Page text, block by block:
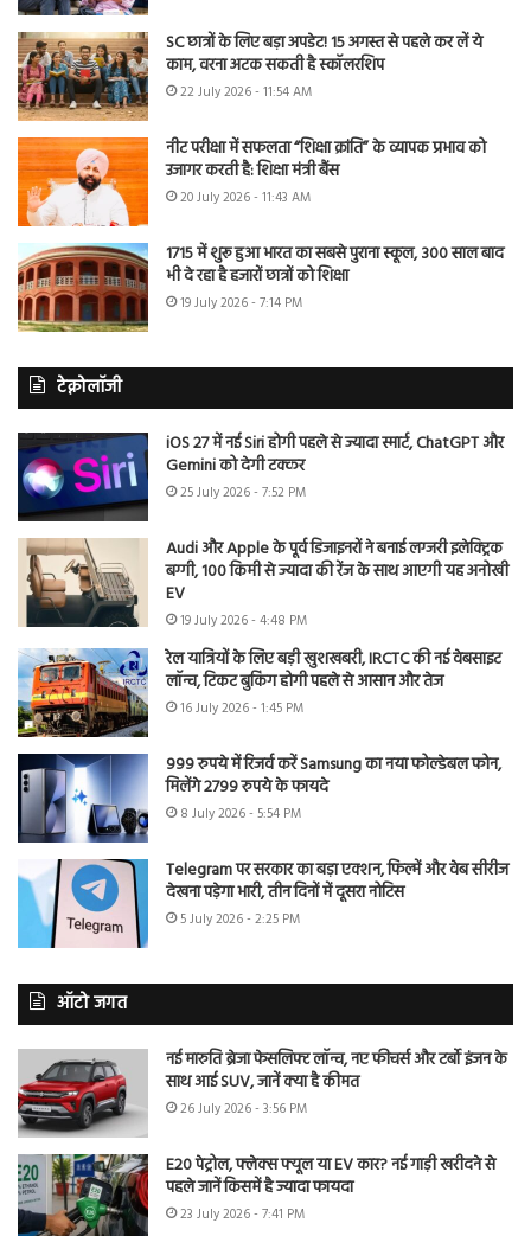
SC छात्रों के लिए बड़ा अपडेट! 15 अगस्त से पहले कर लें ये
काम, वरना अटक सकती है स्कॉलरशिप
22 July 2026 - 11:54 AM
नीट परीक्षा में सफलता “शिक्षा क्रांति” के व्यापक प्रभाव को
उजागर करती है: शिक्षा मंत्री बैंस
20 July 2026 - 11:43 AM
1715 में शुरू हुआ भारत का सबसे पुराना स्कूल, 300 साल बाद
भी दे रहा है हजारों छात्रों को शिक्षा
19 July 2026 - 7:14 PM
टेक्नोलॉजी
iOS 27 में नई Siri होगी पहले से ज्यादा स्मार्ट, ChatGPT और
Gemini को देगी टक्कर
25 July 2026 - 7:52 PM
Audi और Apple के पूर्व डिजाइनरों ने बनाई लग्जरी इलेक्ट्रिक
बग्गी, 100 किमी से ज्यादा की रेंज के साथ आएगी यह अनोखी
EV
19 July 2026 - 4:48 PM
रेल यात्रियों के लिए बड़ी खुशखबरी, IRCTC की नई वेबसाइट
लॉन्च, टिकट बुकिंग होगी पहले से आसान और तेज
16 July 2026 - 1:45 PM
999 रुपये में रिजर्व करें Samsung का नया फोल्डेबल फोन,
मिलेंगे 2799 रुपये के फायदे
8 July 2026 - 5:54 PM
Telegram पर सरकार का बड़ा एक्शन, फिल्में और वेब सीरीज
देखना पड़ेगा भारी, तीन दिनों में दूसरा नोटिस
5 July 2026 - 2:25 PM
ऑटो जगत
नई मारुति ब्रेजा फेसलिफ्ट लॉन्च, नए फीचर्स और टर्बो इंजन के
साथ आई SUV, जानें क्या है कीमत
26 July 2026 - 3:56 PM
E20 पेट्रोल, फ्लेक्स फ्यूल या EV कार? नई गाड़ी खरीदने से
पहले जानें किसमें है ज्यादा फायदा
23 July 2026 - 7:41 PM